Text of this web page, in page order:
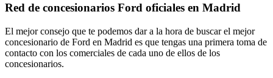
Red de concesionarios Ford oficiales en Madrid
El mejor consejo que te podemos dar a la hora de buscar el mejor
concesionario de Ford en Madrid es que tengas una primera toma de
contacto con los comerciales de cada uno de ellos de los
concesionarios.